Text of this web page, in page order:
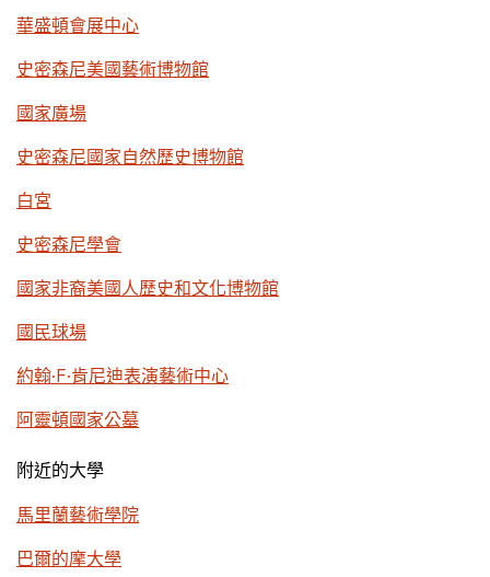
華盛頓會展中心
史密森尼美國藝術博物館
國家廣場
史密森尼國家自然歷史博物館
白宮
史密森尼學會
國家非裔美國人歷史和文化博物館
國民球場
約翰·F·肯尼迪表演藝術中心
阿靈頓國家公墓
附近的大學
馬里蘭藝術學院
巴爾的摩大學